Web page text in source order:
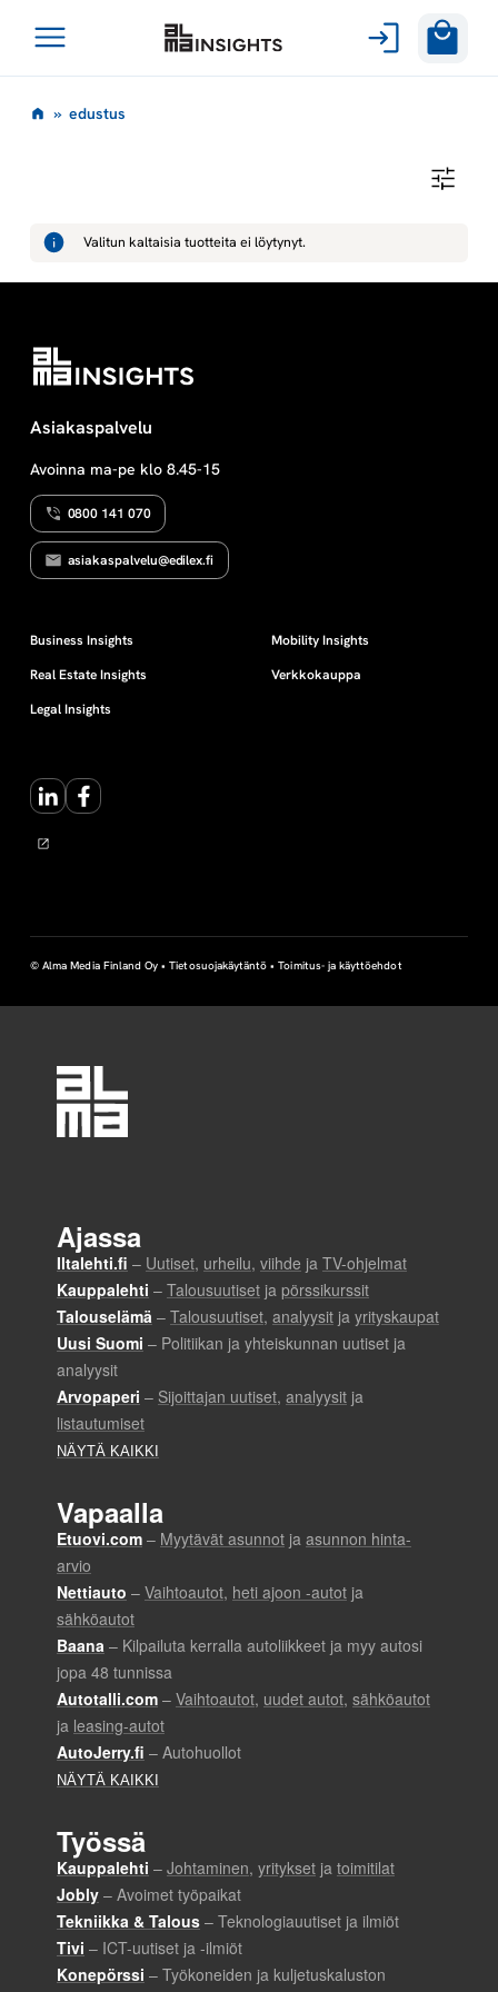
sisältöön
Avaa
e
u
s
t
u
s
» edustus
S
T
S
Valitun kaltaisia tuotteita ei löytynyt.
Asiakaspalvelu
Avoinna ma-pe klo 8.45-15
0800 141 070
asiakaspalvelu@edilex.fi
Business Insights
Real Estate Insights
Legal Insights
Mobility Insights
Verkkokauppa
LinkedInFacebook
© Alma Media Finland Oy •Tietosuojakäytäntö •Toimitus- ja käyttöehdot